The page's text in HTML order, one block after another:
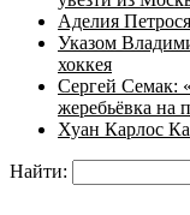
Аделия
Указом
хоккея
Сергей Семак:
жеребьёвка на
Хуан Карлос
Найти: